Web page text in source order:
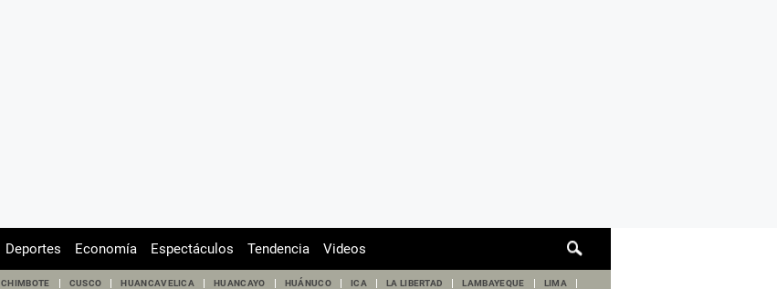
de
Deportes Economía Espectáculos Tendencia Videos
CHIMBOTE CUSCO HUANCAVELICA HUANCAYO HUÁNUCO ICA LA LIBERTAD LAMBAYEQUE LIMA